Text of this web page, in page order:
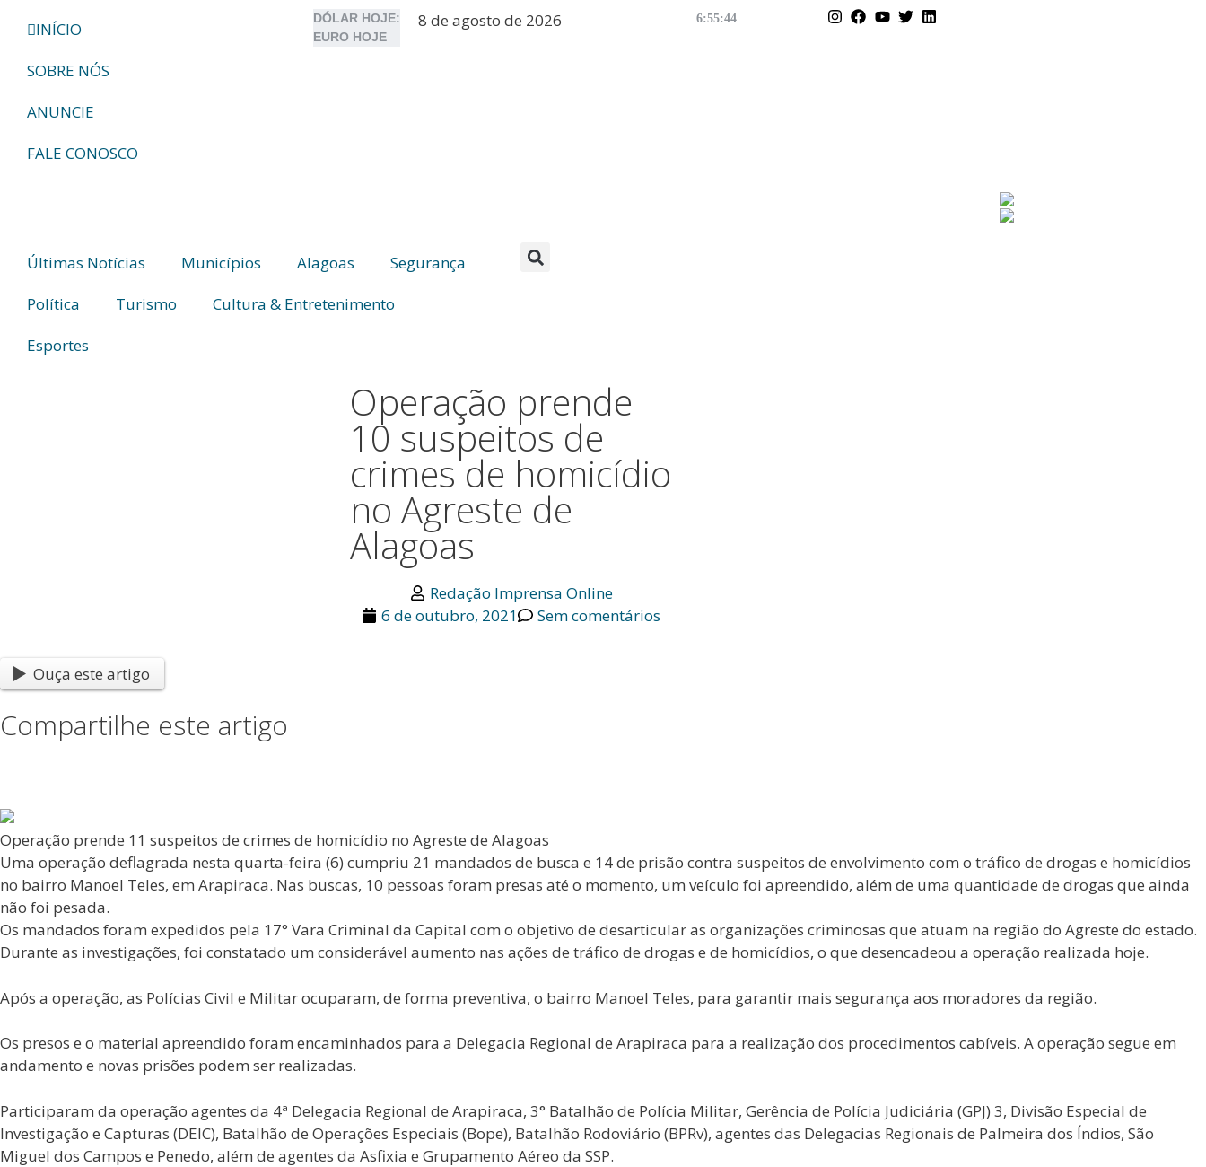
INÍCIO
SOBRE NÓS
ANUNCIE
FALE CONOSCO
DÓLAR HOJE:
EURO HOJE
8 de agosto de 2026 6:55:44
Últimas Notícias Municípios Alagoas
Segurança
Política
Turismo
Cultura & Entretenimento
Esportes
Operação prende
10 suspeitos de
crimes de homicídio
no Agreste de
Alagoas
Redação Imprensa Online
6 de outubro, 2021
Sem comentários
Ouça este artigo
Compartilhe este artigo
Operação prende 11 suspeitos de crimes de homicídio no Agreste de Alagoas
Uma operação deflagrada nesta quarta-feira (6) cumpriu 21 mandados de busca e 14 de prisão contra suspeitos de envolvimento com o tráfico de drogas e homicídios
no bairro Manoel Teles, em Arapiraca. Nas buscas, 10 pessoas foram presas até o momento, um veículo foi apreendido, além de uma quantidade de drogas que ainda
não foi pesada.
Os mandados foram expedidos pela 17° Vara Criminal da Capital com o objetivo de desarticular as organizações criminosas que atuam na região do Agreste do estado.
Durante as investigações, foi constatado um considerável aumento nas ações de tráfico de drogas e de homicídios, o que desencadeou a operação realizada hoje.
Após a operação, as Polícias Civil e Militar ocuparam, de forma preventiva, o bairro Manoel Teles, para garantir mais segurança aos moradores da região.
Os presos e o material apreendido foram encaminhados para a Delegacia Regional de Arapiraca para a realização dos procedimentos cabíveis. A operação segue em
andamento e novas prisões podem ser realizadas.
Participaram da operação agentes da 4ª Delegacia Regional de Arapiraca, 3° Batalhão de Polícia Militar, Gerência de Polícia Judiciária (GPJ) 3, Divisão Especial de
Investigação e Capturas (DEIC), Batalhão de Operações Especiais (Bope), Batalhão Rodoviário (BPRv), agentes das Delegacias Regionais de Palmeira dos Índios, São
Miguel dos Campos e Penedo, além de agentes da Asfixia e Grupamento Aéreo da SSP.